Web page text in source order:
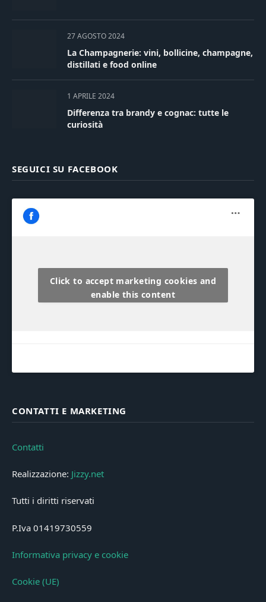
27 AGOSTO 2024
La Champagnerie: vini, bollicine, champagne,
distillati e food online
1 APRILE 2024
Differenza tra brandy e cognac: tutte le
curiosità
SEGUICI SU FACEBOOK
Click to accept marketing cookies and
enable this content
CONTATTI E MARKETING
Contatti
Realizzazione: Jizzy.net
Tutti i diritti riservati
P.Iva 01419730559
Informativa privacy e cookie
Cookie (UE)